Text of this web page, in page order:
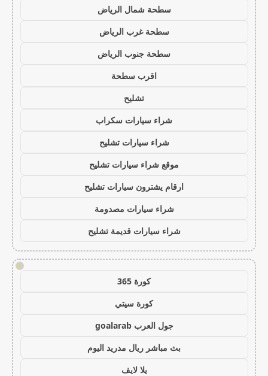
سطحة شمال الرياض
سطحة غرب الرياض
سطحة جنوب الرياض
اقرب سطحة
تشليح
شراء سيارات سكراب
شراء سيارات تشليح
موقع شراء سيارات تشليح
ارقام يشترون سيارات تشليح
شراء سيارات مصدومة
شراء سيارات قديمة تشليح
!
كورة 365
كورة سيتي
جول العرب goalarab
بث مباشر ريال مدريد اليوم
يلا لايف